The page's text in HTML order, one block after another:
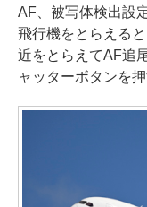
AF、被写体検出設
飛行機をとらえる
近をとらえてAF追
ャッターボタンを